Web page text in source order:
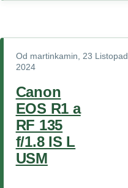
Od martinkamin , 23 Listopad
2024
Canon
EOS R1 a
RF 135
f/1.8 IS L
USM